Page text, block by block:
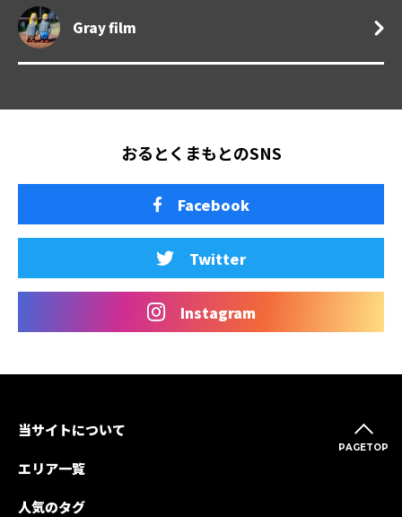
Gray film
おるとくまもとのSNS
Facebook
Twitter
Instagram
PAGETOP
当サイトについて
エリア一覧
人気のタグ